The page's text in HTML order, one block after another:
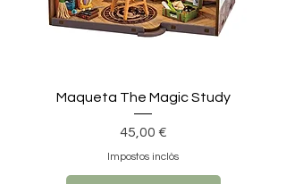
Maqueta The Magic Study
Preu
45,00 €
Impostos inclòs